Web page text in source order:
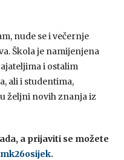
nude se i večernje
Škola je namijenjena
i ostalim
ali i studentima,
željni novih znanja iz
a prijaviti se možete
.